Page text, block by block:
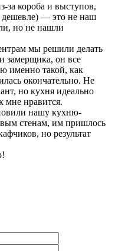
за короба и выступов,
дешевле) — это не наш
но не нашли
мы решили делать
замерщика, он все
именно такой, как
окончательно. Не
но кухня идеально
мне нравится.
нашу кухню-
стенам, им пришлось
но результат